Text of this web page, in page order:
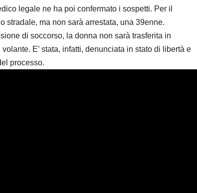
legale ne ha poi confermato i sospetti. Per il
stradale, ma non sarà arrestata, una 39enne.
di soccorso, la donna non sarà trasferita in
E’ stata, infatti, denunciata in stato di libertà e
processo.